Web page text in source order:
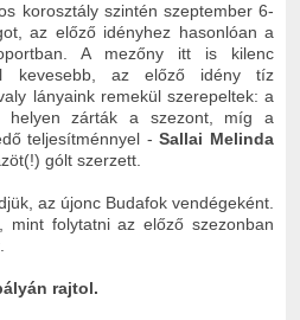
korosztály szintén szeptember 6-
az előző idényhez hasonlóan a
A mezőny itt is kilenc
kevesebb, az előző idény tíz
lányaink remekül szerepeltek: a
helyen zárták a szezont, míg a
teljesítménnyel -Sallai Melinda
gólt szerzett.
az újonc Budafok vendégeként.
folytatni az előző szezonban
rajtol.